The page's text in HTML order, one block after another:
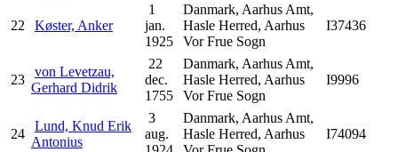
22 Køster, Anker
1
jan.
1925
Danmark, Aarhus Amt,
Hasle Herred, Aarhus
Vor Frue Sogn
I37436
23
von Levetzau,
Gerhard Didrik
22
dec.
1755
Danmark, Aarhus Amt,
Hasle Herred, Aarhus
Vor Frue Sogn
I9996
24
Lund, Knud Erik
Antonius
3
aug.
Danmark, Aarhus Amt,
Hasle Herred, Aarhus
I74094